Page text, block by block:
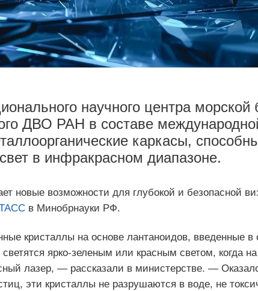
научного центра морской
ДВО РАН в составе
каркасы,
в инфракрасном диапазоне.
новые возможности для глубокой и безопасной
в Минобрнауки РФ.
кристаллы на основе лантаноидов, введенные в
ярко-зеленым или красным светом, когда
лазер, — рассказали в министерстве. —
эти кристаллы не разрушаются в воде, не